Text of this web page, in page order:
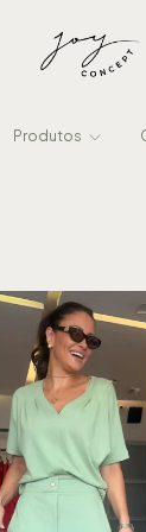
Produtos